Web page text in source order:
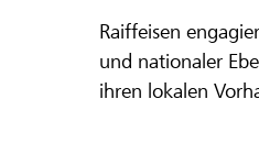
Raiffeisen
und nationaler
ihren lokalen